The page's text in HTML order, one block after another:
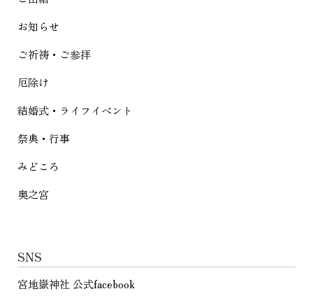
ョ
ン
お知らせ
ご祈祷・ご参拝
厄除け
結婚式・ライフイベント
祭典・行事
みどころ
奥之宮
SNS
宮地嶽神社 公式facebook